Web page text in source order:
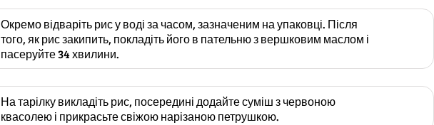
Окремо відваріть рис у воді за часом, зазначеним на упаковці. Після
того, як рис закипить, покладіть його в пательню з вершковим маслом і
пасеруйте 34 хвилини.
На тарілку викладіть рис, посередині додайте суміш з червоною
квасолею і прикрасьте свіжою нарізаною петрушкою.